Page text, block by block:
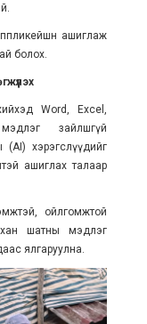
ашиглаж
болох.
Word, Excel,
зайлшгүй
хэрэгслүүдийг
ашиглах талаар
ойлгомжтой
шатны мэдлэг
ялгаруулна.